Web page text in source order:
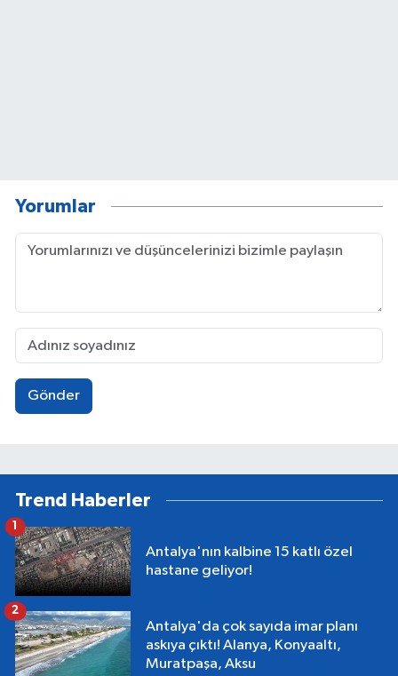
Yorumlar
Gönder
Trend Haberler
Antalya'nın kalbine 15 katlı özel
hastane geliyor!
1
Antalya'da çok sayıda imar planı
askıya çıktı! Alanya, Konyaaltı,
Muratpaşa, Aksu
2